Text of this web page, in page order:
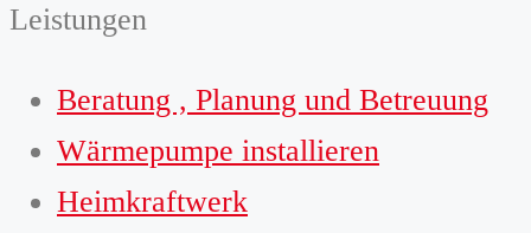
Leistungen
Beratung , Planung und Betreuung
Wärmepumpe installieren
Heimkraftwerk